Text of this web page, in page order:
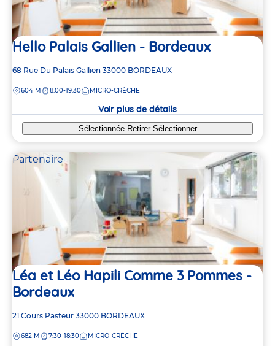
Hello Palais Gallien - Bordeaux
Adresse
la
68 Rue Du Palais Gallien 33000 BORDEAUX
DISTANCE
604 M 8:00-19:30 MICRO-CRÈCHE
Voir plus de détails
Sélectionnée Retirer Sélectionner
Partenaire
Léa et Léo Hapili Comme 3 Pommes -
Bordeaux
Adresse
la
21 Cours Pasteur 33000 BORDEAUX
DISTANCE
682 M 7:30-18:30 MICRO-CRÈCHE